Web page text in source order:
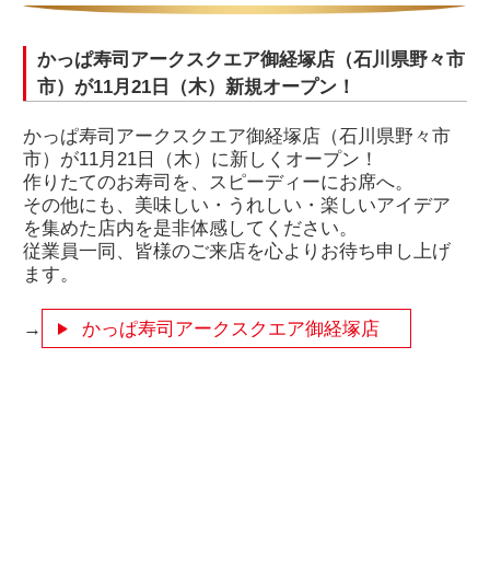
かっぱ寿司アークスクエア御経塚店（石川県野々市
市）が11月21日（木）新規オープン！
かっぱ寿司アークスクエア御経塚店（石川県野々市
市）が11月21日（木）に新しくオープン！
作りたてのお寿司を、スピーディーにお席へ。
その他にも、美味しい・うれしい・楽しいアイデア
を集めた店内を是非体感してください。
従業員一同、皆様のご来店を心よりお待ち申し上げ
ます。
→ かっぱ寿司アークスクエア御経塚店